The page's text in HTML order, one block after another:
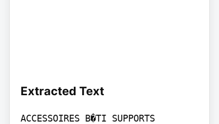
Extracted Text
ACCESSOIRES B�TI SUPPORTS